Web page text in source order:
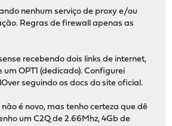
nenhum serviço de proxy e/ou
Regras de firewall apenas as
recebendo dois links de internet,
um OPT1 (dedicado). Configurei
seguindo os docs do site oficial.
é novo, mas tenho certeza que dê
um C2Q de 2.66Mhz, 4Gb de